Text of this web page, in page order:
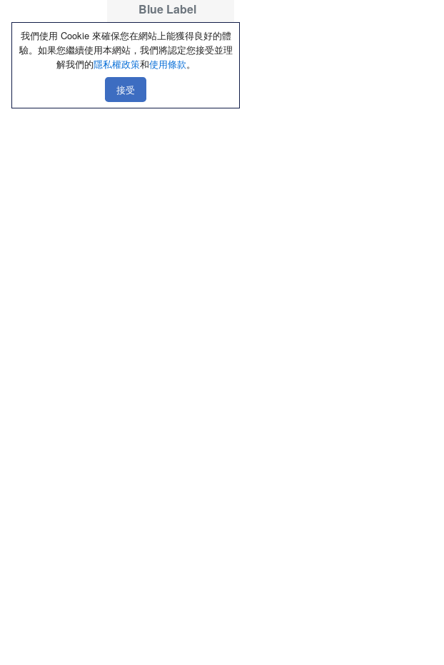
Blue Label
我們使用 Cookie 來確保您在網站上能獲得良好的體
驗。如果您繼續使用本網站，我們將認定您接受並理
解我們的隱私權政策和使用條款。
接受